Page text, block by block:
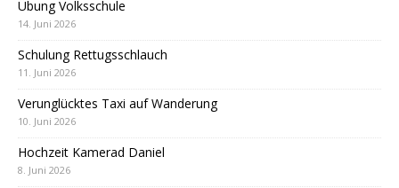
Übung Volksschule
14. Juni 2026
Schulung Rettugsschlauch
11. Juni 2026
Verunglücktes Taxi auf Wanderung
10. Juni 2026
Hochzeit Kamerad Daniel
8. Juni 2026